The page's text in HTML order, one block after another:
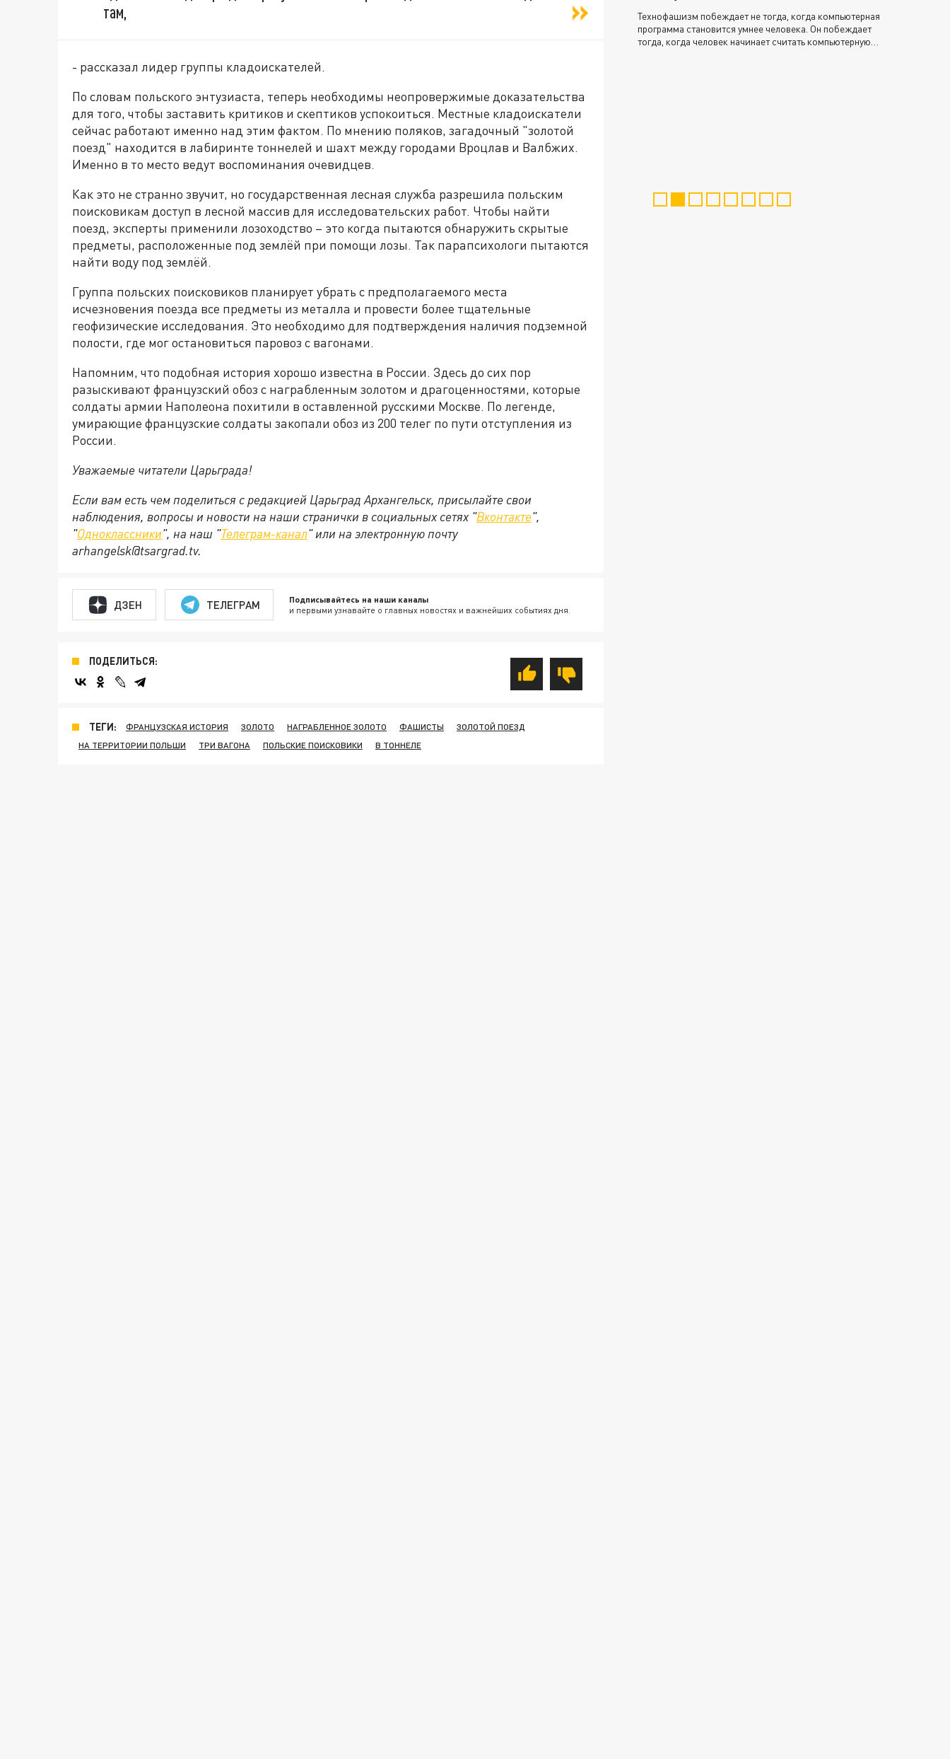
там,
- рассказал лидер группы кладоискателей.
По словам польского энтузиаста, теперь необходимы неопровержимые доказательства
для того, чтобы заставить критиков и скептиков успокоиться. Местные кладоискатели
сейчас работают именно над этим фактом. По мнению поляков, загадочный "золотой
поезд" находится в лабиринте тоннелей и шахт между городами Вроцлав и Валбжих.
Именно в то место ведут воспоминания очевидцев.
Как это не странно звучит, но государственная лесная служба разрешила польским
поисковикам доступ в лесной массив для исследовательских работ. Чтобы найти
поезд, эксперты применили лозоходство – это когда пытаются обнаружить скрытые
предметы, расположенные под землёй при помощи лозы. Так парапсихологи пытаются
найти воду под землёй.
Группа польских поисковиков планирует убрать с предполагаемого места
исчезновения поезда все предметы из металла и провести более тщательные
геофизические исследования. Это необходимо для подтверждения наличия подземной
полости, где мог остановиться паровоз с вагонами.
Напомним, что подобная история хорошо известна в России. Здесь до сих пор
разыскивают французский обоз с награбленным золотом и драгоценностями, которые
солдаты армии Наполеона похитили в оставленной русскими Москве. По легенде,
умирающие французские солдаты закопали обоз из 200 телег по пути отступления из
России.
Уважаемые читатели Царьграда!
Если вам есть чем поделиться с редакцией Царьград Архангельск, присылайте свои
наблюдения, вопросы и новости на наши странички в социальных сетях "Вконтакте",
"Одноклассники", на наш "Телеграм-канал" или на электронную почту
arhangelsk@tsargrad.tv.
ДЗЕН ТЕЛЕГРАМ Подписывайтесь на наши каналы
и первыми узнавайте о главных новостях и важнейших событиях дня.
ПОДЕЛИТЬСЯ:
ТЕГИ: ФРАНЦУЗСКАЯ ИСТОРИЯ ЗОЛОТО НАГРАБЛЕННОЕ ЗОЛОТО ФАШИСТЫ
ЗОЛОТОЙ ПОЕЗД
НА ТЕРРИТОРИИ ПОЛЬШИ
ТРИ ВАГОНА ПОЛЬСКИЕ ПОИСКОВИКИ В ТОННЕЛЕ
Технофашизм побеждает не тогда, когда компьютерная
программа становится умнее человека. Он побеждает
тогда, когда человек начинает считать компьютерную